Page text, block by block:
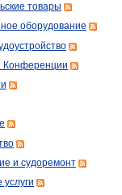
товары
оборудование
и судоремонт